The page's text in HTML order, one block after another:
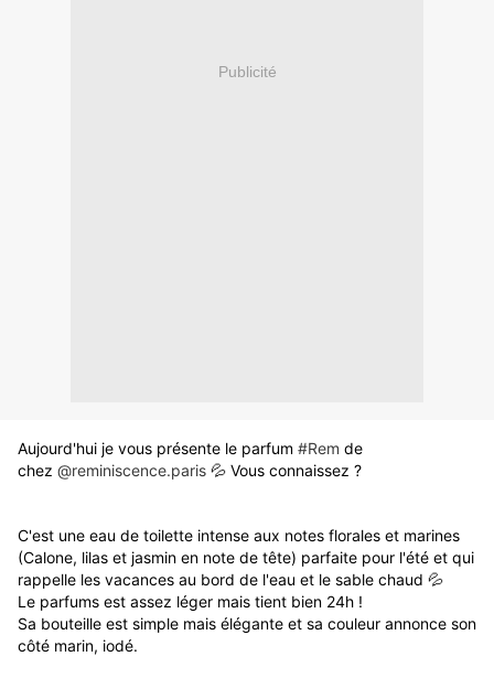
Publicité
Aujourd'hui je vous présente le parfum #Rem de
chez @reminiscence.paris 💦 Vous connaissez ?
C'est une eau de toilette intense aux notes florales et marines
(Calone, lilas et jasmin en note de tête) parfaite pour l'été et qui
rappelle les vacances au bord de l'eau et le sable chaud 💦
Le parfums est assez léger mais tient bien 24h !
Sa bouteille est simple mais élégante et sa couleur annonce son
côté marin, iodé.